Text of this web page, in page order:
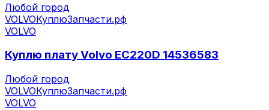
Любой город
VOLVOКуплюЗапчасти.рф
VOLVO
Куплю плату Volvo EC220D 14536583
Любой город
VOLVOКуплюЗапчасти.рф
VOLVO